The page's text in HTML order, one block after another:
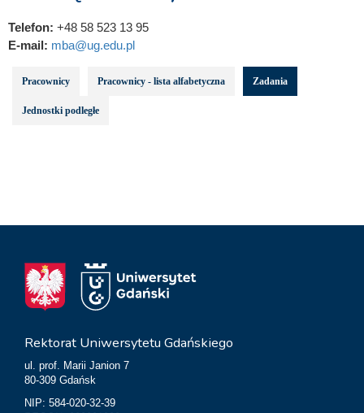
Telefon: +48 58 523 13 95
E-mail: mba@ug.edu.pl
Pracownicy Pracownicy - lista alfabetyczna Zadania
Jednostki podległe
Rektorat Uniwersytetu Gdańskiego
ul. prof. Marii Janion 7
80-309 Gdańsk
NIP: 584-020-32-39